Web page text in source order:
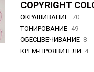
COPYRIGHT
ОКРАШИВАНИЕ 70
ТОНИРОВАНИЕ 49
ОБЕСЦВЕЧИВАНИЕ 8
КРЕМ-ПРОЯВИТЕЛИ 4